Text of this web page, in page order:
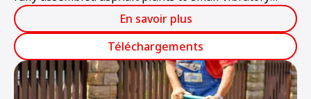
plate compactors at CONEXPO-CON/AGG 2017.
En savoir plus
Téléchargements